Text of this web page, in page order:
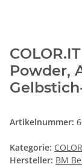
Powder,
Artikelnummer:
Kategorie:
Hersteller: BM